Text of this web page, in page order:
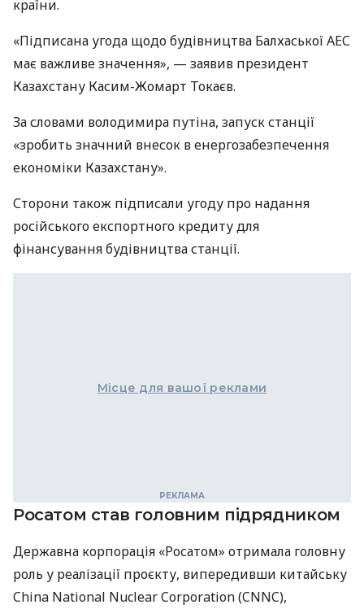
країни.
«Підписана угода щодо будівництва Балхаської АЕС
має важливе значення», — заявив президент
Казахстану Касим-Жомарт Токаєв.
За словами володимира путіна, запуск станції
«зробить значний внесок в енергозабезпечення
економіки Казахстану».
Сторони також підписали угоду про надання
російського експортного кредиту для
фінансування будівництва станції.
Місце для вашої реклами
Росатом став головним підрядником
Державна корпорація «Росатом» отримала головну
роль у реалізації проєкту, випередивши китайську
China National Nuclear Corporation (CNNC),